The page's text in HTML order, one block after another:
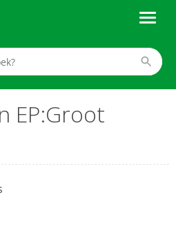
EP:Groot